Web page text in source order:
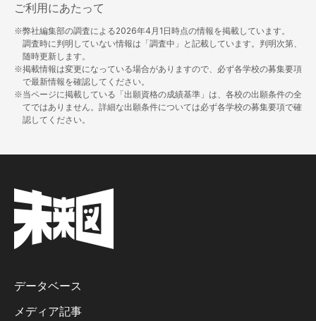
ご利用にあたって
※弊社編集部の調査による2026年4月1日時点の情報を掲載しています。
調査時に判明していない情報は「調査中」と記載しています。判明次第、
随時更新します。
※掲載情報は変更になっている場合がありますので、必ず各学校の募集要項
で最新情報を確認してください。
※当ページに掲載している「出願資格の成績基準」は、各校の出願条件の全
てではありません。詳細な出願条件については必ず各学校の募集要項で確
認してください。
データベース
メディア記事